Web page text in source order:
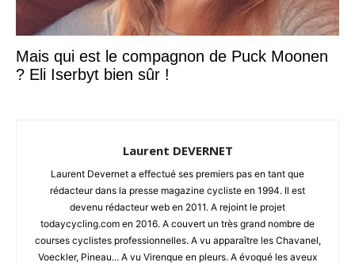
Mais qui est le compagnon de Puck Moonen
? Eli Iserbyt bien sûr !
Laurent DEVERNET
Laurent Devernet a effectué ses premiers pas en tant que
rédacteur dans la presse magazine cycliste en 1994. Il est
devenu rédacteur web en 2011. A rejoint le projet
todaycycling.com en 2016. A couvert un très grand nombre de
courses cyclistes professionnelles. A vu apparaître les Chavanel,
Voeckler, Pineau... A vu Virenque en pleurs. A évoqué les aveux